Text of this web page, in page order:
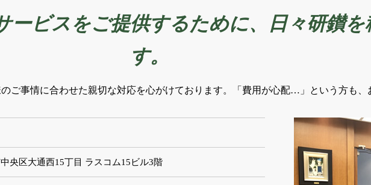
ービスをご提供するために、日々研鑚
す。
ご事情に合わせた親切な対応を心がけております。「費用が心配…」という方も、
央区大通西15丁目 ラスコム15ビル3階